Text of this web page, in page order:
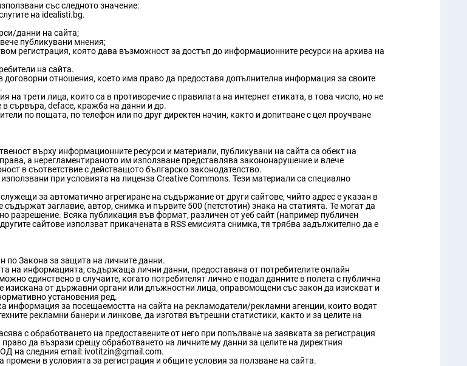
със следното значение:
на idealisti.bg.
данни на сайта;
публикувани мнения;
регистрация, която дава възможност за достъп до информационните ресурси на архива на
на сайта.
отношения, което има право да предоставя допълнителна информация за своите
трети лица, които са в противоречие с правилата на интернет етиката, в това число, но не
сървъра, deface, кражба на данни и др.
по пощата, по телефон или по друг директен начин, както и допитване с цел проучване
върху информационните ресурси и материали, публикувани на сайта са обект на
а нерегламентираното им използване представлява закононарушение и влече
в съответствие с действащото българско законодателство.
при условията на лиценза Creative Commons. Тези материали са специално
за автоматично агрегиране на съдържание от други сайтове, чийто адрес е указан в
заглавие, автор, снимка и първите 500 (петстотин) знака на статията. Те могат да
разрешение. Всяка публикация във формат, различен от уеб сайт (например публичен
сайтове използват прикачената в RSS емисията снимка, тя трябва задължително да е
по Закона за защита на личните данни.
на информацията, съдържаща лични данни, предоставяна от потребителите онлайн
единствено в случаите, когато потребителят лично е подал данните в полета с публична
от държавни органи или длъжностни лица, оправомощени със закон да изискват и
установения ред.
информация за посещаемостта на сайта на рекламодатели/рекламни агенции, които водят
рекламни банери и линкове, да изготвя вътрешни статистики, както и за целите на
с обработването на предоставените от него при попълване на заявката за регистрация
да възрази срещу обработването на личните му данни за целите на директния
на следния email: ivotitzin@gmail.com.
в условията за регистрация и общите условия за ползване на сайта.